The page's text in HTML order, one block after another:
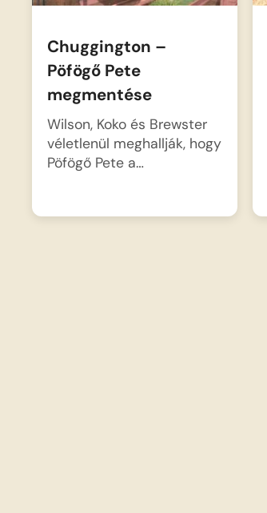
Chuggington –
Pöfögő Pete
megmentése
Wilson, Koko és Brewster
véletlenül meghallják, hogy
Pöfögő Pete a…